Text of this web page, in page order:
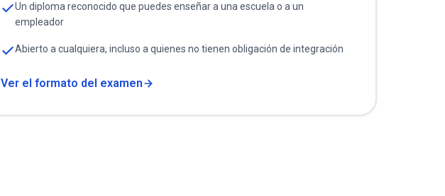
Un diploma reconocido que puedes enseñar a una escuela o a un
empleador
Abierto a cualquiera, incluso a quienes no tienen obligación de integración
Ver el formato del examen